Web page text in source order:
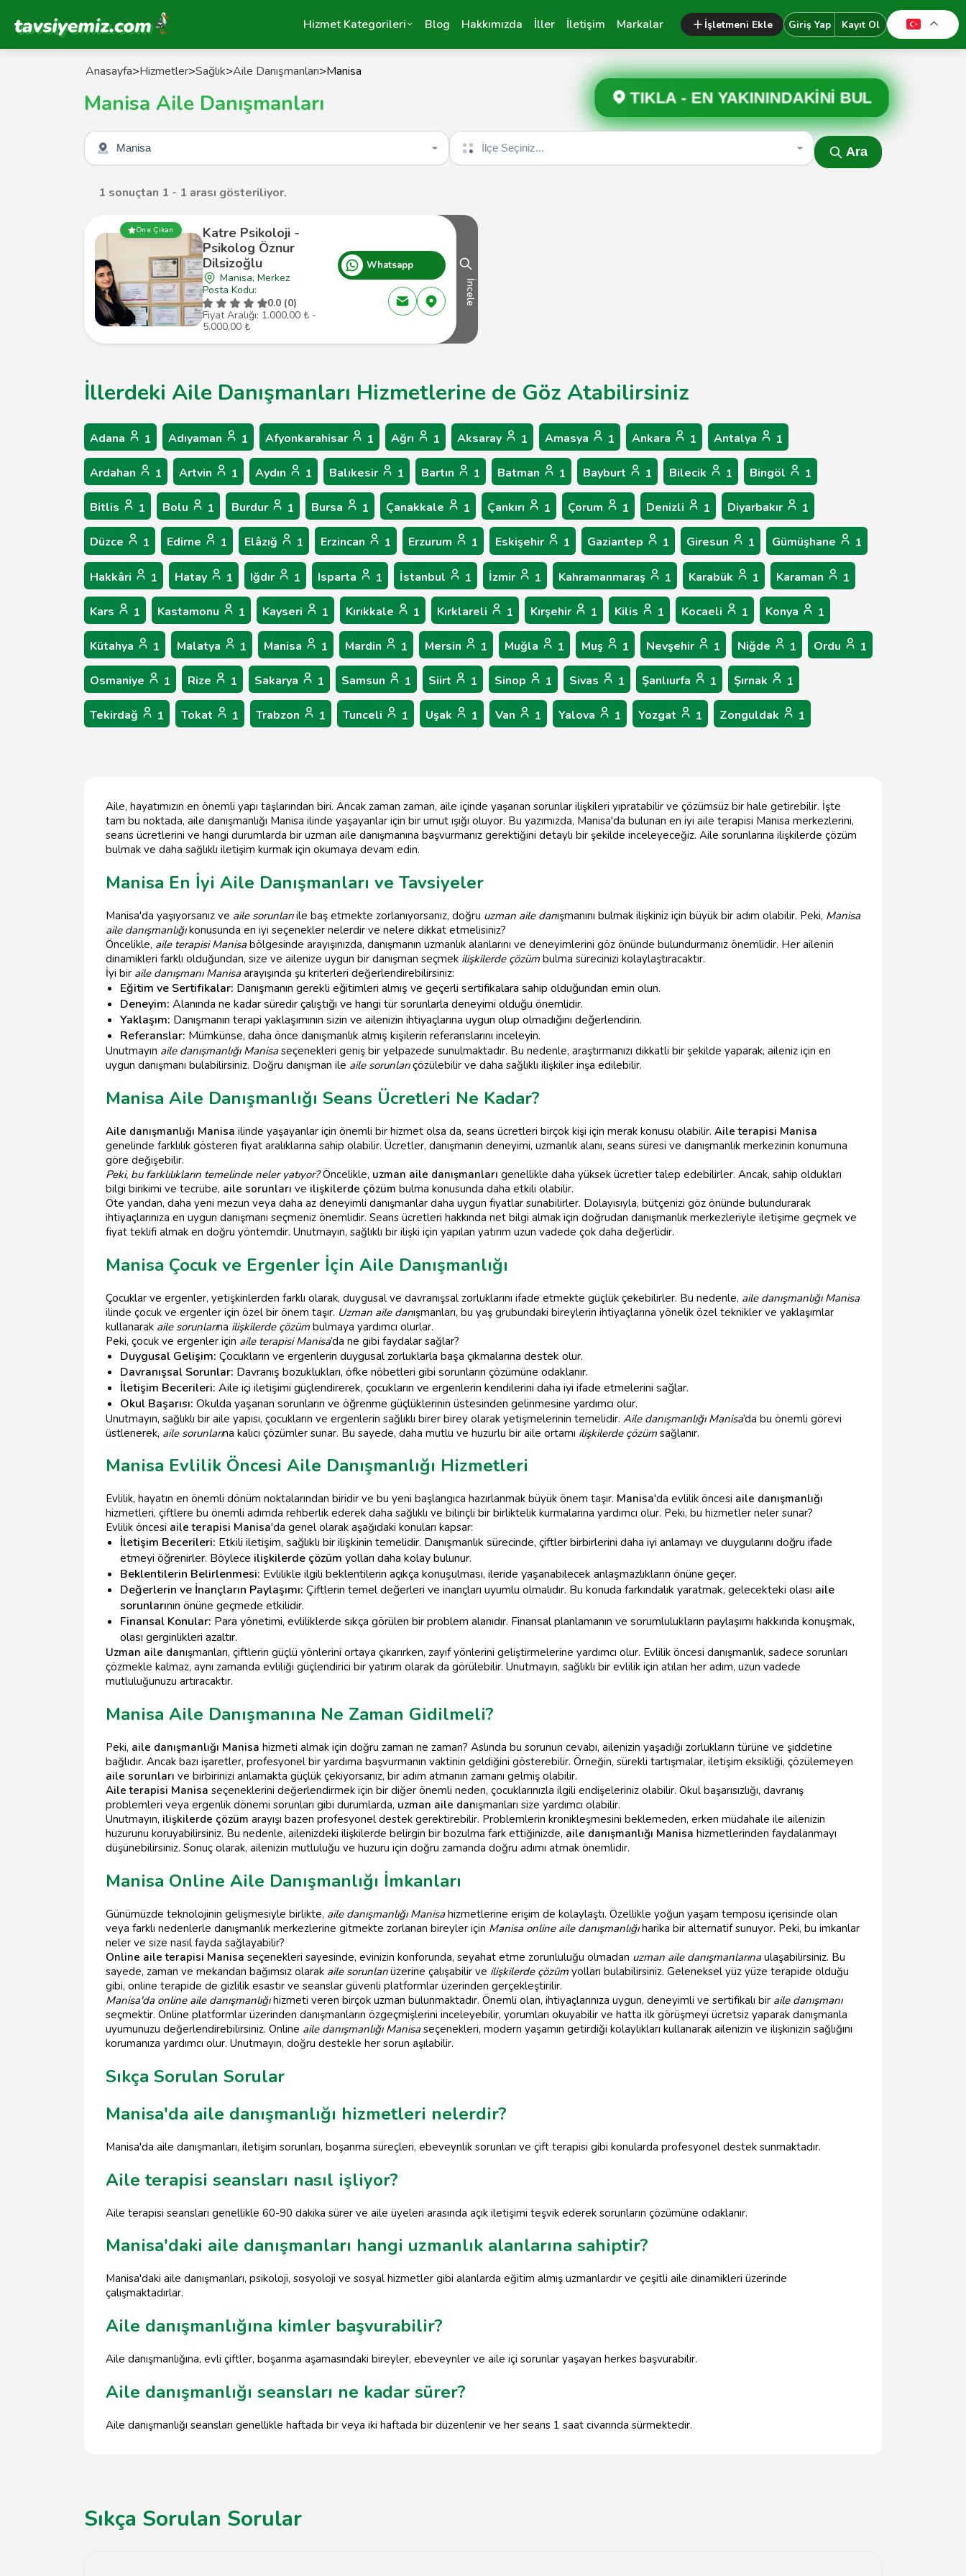
Tavsiyemiz Anasayfa Hizmet Kategorileri Blog Hakkımızda İller İletişim Markalar İşletmeni Ekle Giriş Yap Kayıt Ol
Anasayfa>Hizmetler>Sağlık>Aile Danışmanları>Manisa
Manisa Aile Danışmanları TIKLA -EN YAKININDAKİNİ BUL
Şehir seçin İlçe seçin
Ara
1 sonuçtan 1 - 1 arası gösteriliyor.
Öne Çıkan
Katre Psikoloji -
Psikolog Öznur
Dilsizoğlu
Manisa, Merkez
Posta Kodu:
0.0 (0)
Fiyat Aralığı: 1.000,00 ₺ -
5.000,00 ₺
Whatsapp
İncele
İllerdeki Aile Danışmanları Hizmetlerine de Göz Atabilirsiniz
Adana 1 Adıyaman 1 Afyonkarahisar 1 Ağrı 1 Aksaray 1 Amasya 1 Ankara 1 Antalya 1
Ardahan 1 Artvin 1 Aydın 1 Balıkesir 1 Bartın 1 Batman 1 Bayburt 1 Bilecik 1 Bingöl 1
Bitlis 1 Bolu 1 Burdur 1 Bursa 1 Çanakkale 1 Çankırı 1 Çorum 1 Denizli 1 Diyarbakır 1
Düzce 1 Edirne 1 Elâzığ 1 Erzincan 1 Erzurum 1 Eskişehir 1 Gaziantep 1 Giresun 1 Gümüşhane 1
Hakkâri 1 Hatay 1 Iğdır 1 Isparta 1 İstanbul 1 İzmir 1 Kahramanmaraş 1 Karabük 1 Karaman 1
Kars 1 Kastamonu 1 Kayseri 1 Kırıkkale 1 Kırklareli 1 Kırşehir 1 Kilis 1 Kocaeli 1 Konya 1
Kütahya 1 Malatya 1 Manisa 1 Mardin 1 Mersin 1 Muğla 1 Muş 1 Nevşehir 1 Niğde 1 Ordu 1
Osmaniye 1 Rize 1 Sakarya 1 Samsun 1 Siirt 1 Sinop 1 Sivas 1 Şanlıurfa 1 Şırnak 1
Tekirdağ 1 Tokat 1 Trabzon 1 Tunceli 1 Uşak 1 Van 1 Yalova 1 Yozgat 1 Zonguldak 1
Aile, hayatımızın en önemli yapı taşlarından biri. Ancak zaman zaman, aile içinde yaşanan sorunlar ilişkileri yıpratabilir ve çözümsüz bir hale getirebilir. İşte
tam bu noktada, aile danışmanlığı Manisa ilinde yaşayanlar için bir umut ışığı oluyor. Bu yazımızda, Manisa'da bulunan en iyi aile terapisi Manisa merkezlerini,
seans ücretlerini ve hangi durumlarda bir uzman aile danışmanına başvurmanız gerektiğini detaylı bir şekilde inceleyeceğiz. Aile sorunlarına ilişkilerde çözüm
bulmak ve daha sağlıklı iletişim kurmak için okumaya devam edin.
Manisa En İyi Aile Danışmanları ve Tavsiyeler
Manisa'da yaşıyorsanız ve aile sorunlarıile baş etmekte zorlanıyorsanız, doğru uzman aile danışmanını bulmak ilişkiniz için büyük bir adım olabilir. Peki, Manisa
aile danışmanlığıkonusunda en iyi seçenekler nelerdir ve nelere dikkat etmelisiniz?
Öncelikle, aile terapisi Manisabölgesinde arayışınızda, danışmanın uzmanlık alanlarını ve deneyimlerini göz önünde bulundurmanız önemlidir. Her ailenin
dinamikleri farklı olduğundan, size ve ailenize uygun bir danışman seçmek ilişkilerde çözüm bulma sürecinizi kolaylaştıracaktır.
İyi bir aile danışmanı Manisaarayışında şu kriterleri değerlendirebilirsiniz:
Eğitim ve Sertifikalar: Danışmanın gerekli eğitimleri almış ve geçerli sertifikalara sahip olduğundan emin olun.
Deneyim: Alanında ne kadar süredir çalıştığı ve hangi tür sorunlarla deneyimi olduğu önemlidir.
Yaklaşım: Danışmanın terapi yaklaşımının sizin ve ailenizin ihtiyaçlarına uygun olup olmadığını değerlendirin.
Referanslar: Mümkünse, daha önce danışmanlık almış kişilerin referanslarını inceleyin.
Unutmayın aile danışmanlığı Manisaseçenekleri geniş bir yelpazede sunulmaktadır. Bu nedenle, araştırmanızı dikkatli bir şekilde yaparak, aileniz için en
uygun danışmanı bulabilirsiniz. Doğru danışman ile aile sorunlarıçözülebilir ve daha sağlıklı ilişkiler inşa edilebilir.
Manisa Aile Danışmanlığı Seans Ücretleri Ne Kadar?
Aile danışmanlığı Manisa ilinde yaşayanlar için önemli bir hizmet olsa da, seans ücretleri birçok kişi için merak konusu olabilir. Aile terapisi Manisa
genelinde farklılık gösteren fiyat aralıklarına sahip olabilir. Ücretler, danışmanın deneyimi, uzmanlık alanı, seans süresi ve danışmanlık merkezinin konumuna
göre değişebilir.
Peki, bu farklılıkların temelinde neler yatıyor?Öncelikle, uzman aile danışmanları genellikle daha yüksek ücretler talep edebilirler. Ancak, sahip oldukları
bilgi birikimi ve tecrübe, aile sorunları ve ilişkilerde çözüm bulma konusunda daha etkili olabilir.
Öte yandan, daha yeni mezun veya daha az deneyimli danışmanlar daha uygun fiyatlar sunabilirler. Dolayısıyla, bütçenizi göz önünde bulundurarak
ihtiyaçlarınıza en uygun danışmanı seçmeniz önemlidir. Seans ücretleri hakkında net bilgi almak için doğrudan danışmanlık merkezleriyle iletişime geçmek ve
fiyat teklifi almak en doğru yöntemdir. Unutmayın, sağlıklı bir ilişki için yapılan yatırım uzun vadede çok daha değerlidir.
Manisa Çocuk ve Ergenler İçin Aile Danışmanlığı
Çocuklar ve ergenler, yetişkinlerden farklı olarak, duygusal ve davranışsal zorluklarını ifade etmekte güçlük çekebilirler. Bu nedenle, aile danışmanlığı Manisa
ilinde çocuk ve ergenler için özel bir önem taşır. Uzman aile danışmanları, bu yaş grubundaki bireylerin ihtiyaçlarına yönelik özel teknikler ve yaklaşımlar
kullanarak aile sorunlarına ilişkilerde çözüm bulmaya yardımcı olurlar.
Peki, çocuk ve ergenler için aile terapisi Manisa’da ne gibi faydalar sağlar?
Duygusal Gelişim: Çocukların ve ergenlerin duygusal zorluklarla başa çıkmalarına destek olur.
Davranışsal Sorunlar: Davranış bozuklukları, öfke nöbetleri gibi sorunların çözümüne odaklanır.
İletişim Becerileri: Aile içi iletişimi güçlendirerek, çocukların ve ergenlerin kendilerini daha iyi ifade etmelerini sağlar.
Okul Başarısı: Okulda yaşanan sorunların ve öğrenme güçlüklerinin üstesinden gelinmesine yardımcı olur.
Unutmayın, sağlıklı bir aile yapısı, çocukların ve ergenlerin sağlıklı birer birey olarak yetişmelerinin temelidir. Aile danışmanlığı Manisa’da bu önemli görevi
üstlenerek, aile sorunlarına kalıcı çözümler sunar. Bu sayede, daha mutlu ve huzurlu bir aile ortamı ilişkilerde çözüm sağlanır.
Manisa Evlilik Öncesi Aile Danışmanlığı Hizmetleri
Evlilik, hayatın en önemli dönüm noktalarından biridir ve bu yeni başlangıca hazırlanmak büyük önem taşır. Manisa'da evlilik öncesi aile danışmanlığı
hizmetleri, çiftlere bu önemli adımda rehberlik ederek daha sağlıklı ve bilinçli bir birliktelik kurmalarına yardımcı olur. Peki, bu hizmetler neler sunar?
Evlilik öncesi aile terapisi Manisa'da genel olarak aşağıdaki konuları kapsar:
İletişim Becerileri: Etkili iletişim, sağlıklı bir ilişkinin temelidir. Danışmanlık sürecinde, çiftler birbirlerini daha iyi anlamayı ve duygularını doğru ifade
etmeyi öğrenirler. Böylece ilişkilerde çözüm yolları daha kolay bulunur.
Beklentilerin Belirlenmesi: Evlilikle ilgili beklentilerin açıkça konuşulması, ileride yaşanabilecek anlaşmazlıkların önüne geçer.
Değerlerin ve İnançların Paylaşımı: Çiftlerin temel değerleri ve inançları uyumlu olmalıdır. Bu konuda farkındalık yaratmak, gelecekteki olası aile
sorunlarının önüne geçmede etkilidir.
Finansal Konular: Para yönetimi, evliliklerde sıkça görülen bir problem alanıdır. Finansal planlamanın ve sorumlulukların paylaşımı hakkında konuşmak,
olası gerginlikleri azaltır.
Uzman aile danışmanları, çiftlerin güçlü yönlerini ortaya çıkarırken, zayıf yönlerini geliştirmelerine yardımcı olur. Evlilik öncesi danışmanlık, sadece sorunları
çözmekle kalmaz, aynı zamanda evliliği güçlendirici bir yatırım olarak da görülebilir. Unutmayın, sağlıklı bir evlilik için atılan her adım, uzun vadede
mutluluğunuzu artıracaktır.
Manisa Aile Danışmanına Ne Zaman Gidilmeli?
Peki, aile danışmanlığı Manisa hizmeti almak için doğru zaman ne zaman? Aslında bu sorunun cevabı, ailenizin yaşadığı zorlukların türüne ve şiddetine
bağlıdır. Ancak bazı işaretler, profesyonel bir yardıma başvurmanın vaktinin geldiğini gösterebilir. Örneğin, sürekli tartışmalar, iletişim eksikliği, çözülemeyen
aile sorunları ve birbirinizi anlamakta güçlük çekiyorsanız, bir adım atmanın zamanı gelmiş olabilir.
Aile terapisi Manisa seçeneklerini değerlendirmek için bir diğer önemli neden, çocuklarınızla ilgili endişeleriniz olabilir. Okul başarısızlığı, davranış
problemleri veya ergenlik dönemi sorunları gibi durumlarda, uzman aile danışmanları size yardımcı olabilir.
Unutmayın, ilişkilerde çözüm arayışı bazen profesyonel destek gerektirebilir. Problemlerin kronikleşmesini beklemeden, erken müdahale ile ailenizin
huzurunu koruyabilirsiniz. Bu nedenle, ailenizdeki ilişkilerde belirgin bir bozulma fark ettiğinizde, aile danışmanlığı Manisa hizmetlerinden faydalanmayı
düşünebilirsiniz. Sonuç olarak, ailenizin mutluluğu ve huzuru için doğru zamanda doğru adımı atmak önemlidir.
Manisa Online Aile Danışmanlığı İmkanları
Günümüzde teknolojinin gelişmesiyle birlikte, aile danışmanlığı Manisahizmetlerine erişim de kolaylaştı. Özellikle yoğun yaşam temposu içerisinde olan
veya farklı nedenlerle danışmanlık merkezlerine gitmekte zorlanan bireyler için Manisa online aile danışmanlığıharika bir alternatif sunuyor. Peki, bu imkanlar
neler ve size nasıl fayda sağlayabilir?
Online aile terapisi Manisa seçenekleri sayesinde, evinizin konforunda, seyahat etme zorunluluğu olmadan uzman aile danışmanlarınaulaşabilirsiniz. Bu
sayede, zaman ve mekandan bağımsız olarak aile sorunlarıüzerine çalışabilir ve ilişkilerde çözüm yolları bulabilirsiniz. Geleneksel yüz yüze terapide olduğu
gibi, online terapide de gizlilik esastır ve seanslar güvenli platformlar üzerinden gerçekleştirilir.
Manisa'da online aile danışmanlığıhizmeti veren birçok uzman bulunmaktadır. Önemli olan, ihtiyaçlarınıza uygun, deneyimli ve sertifikalı bir aile danışmanı
seçmektir. Online platformlar üzerinden danışmanların özgeçmişlerini inceleyebilir, yorumları okuyabilir ve hatta ilk görüşmeyi ücretsiz yaparak danışmanla
uyumunuzu değerlendirebilirsiniz. Online aile danışmanlığı Manisaseçenekleri, modern yaşamın getirdiği kolaylıkları kullanarak ailenizin ve ilişkinizin sağlığını
korumanıza yardımcı olur. Unutmayın, doğru destekle her sorun aşılabilir.
Sıkça Sorulan Sorular
Manisa'da aile danışmanlığı hizmetleri nelerdir?
Manisa'da aile danışmanları, iletişim sorunları, boşanma süreçleri, ebeveynlik sorunları ve çift terapisi gibi konularda profesyonel destek sunmaktadır.
Aile terapisi seansları nasıl işliyor?
Aile terapisi seansları genellikle 60-90 dakika sürer ve aile üyeleri arasında açık iletişimi teşvik ederek sorunların çözümüne odaklanır.
Manisa'daki aile danışmanları hangi uzmanlık alanlarına sahiptir?
Manisa'daki aile danışmanları, psikoloji, sosyoloji ve sosyal hizmetler gibi alanlarda eğitim almış uzmanlardır ve çeşitli aile dinamikleri üzerinde
çalışmaktadırlar.
Aile danışmanlığına kimler başvurabilir?
Aile danışmanlığına, evli çiftler, boşanma aşamasındaki bireyler, ebeveynler ve aile içi sorunlar yaşayan herkes başvurabilir.
Aile danışmanlığı seansları ne kadar sürer?
Aile danışmanlığı seansları genellikle haftada bir veya iki haftada bir düzenlenir ve her seans 1 saat civarında sürmektedir.
Sıkça Sorulan Sorular